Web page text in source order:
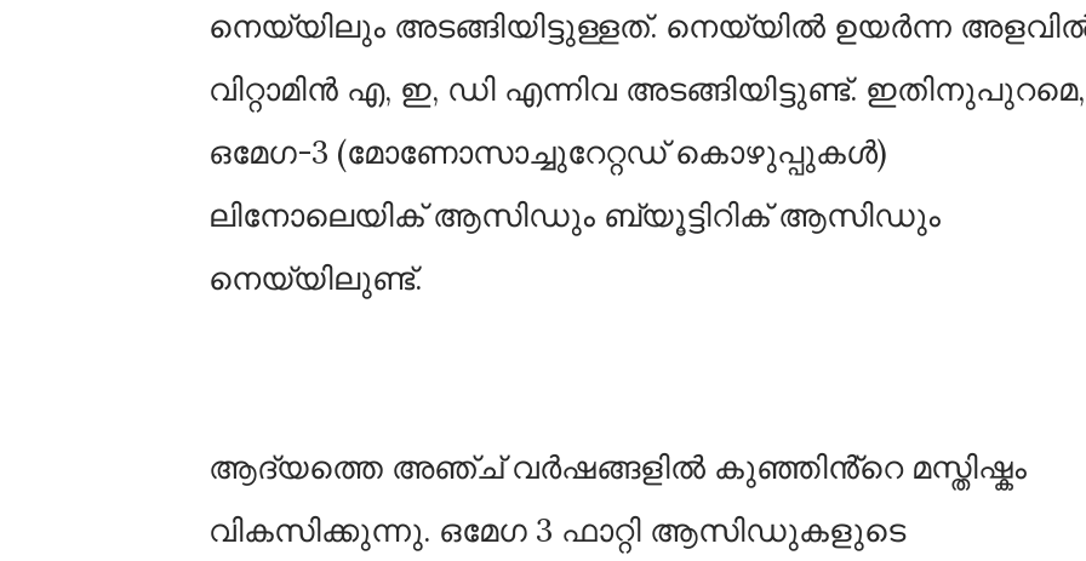
നെയ്യിലും അടങ്ങിയിട്ടുള്ളത്. നെയ്യില്‍ ഉയർന്ന
വിറ്റാമിൻ എ, ഇ, ഡി എന്നിവ അടങ്ങിയിട്ടുണ്ട്. ഇതിനുപുറമെ,
ഒമേഗ-3 (മോണോസാച്ചുറേറ്റഡ് കൊഴുപ്പുകള്‍)
ലിനോലെയിക് ആസിഡും ബ്യൂട്ടിറിക് ആസിഡും
നെയ്യിലുണ്ട്.
ആദ്യത്തെ അ‍ഞ്ച് വർഷങ്ങളില്‍ കുഞ്ഞിൻ്റെ മസ്തിഷ്കം
വികസിക്കുന്നു. ഒമേഗ 3 ഫാറ്റി ആസിഡുകളുടെ